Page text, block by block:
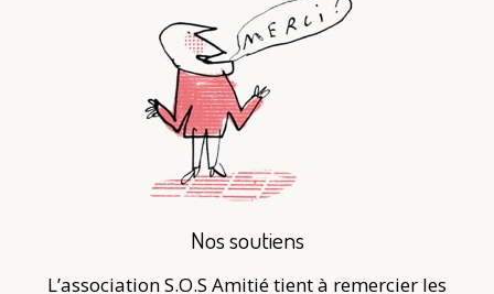
Nos soutiens
L’association S.O.S Amitié tient à remercier les